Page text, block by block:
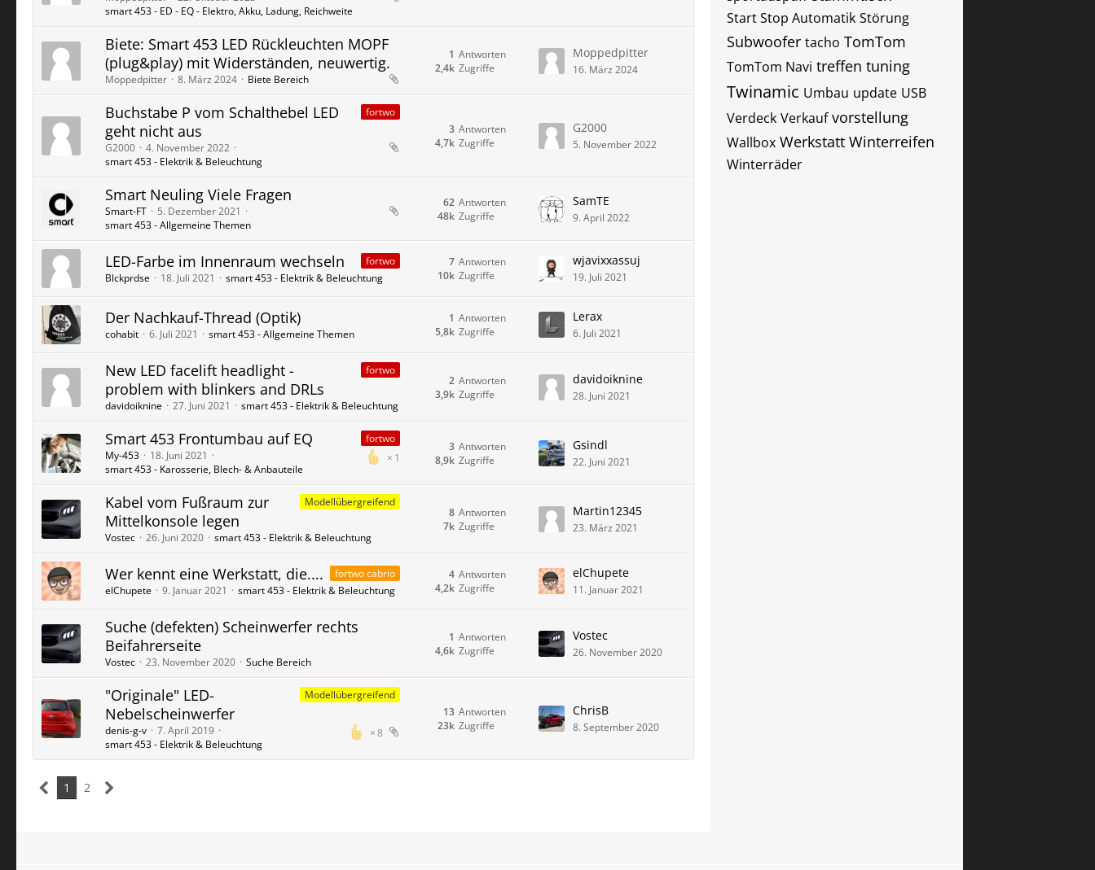
smart 453 - ED - EQ - Elektro, Akku, Ladung, Reichweite
Biete: Smart 453 LED Rückleuchten MOPF
(plug&play) mit Widerständen, neuwertig.
Moppedpitter 8. März 2024 Biete Bereich
Antworten
1
Zugriffe
2,4k
Moppedpitter
16. März 2024
fortwo
Buchstabe P vom Schalthebel LED
geht nicht aus
G2000
4. November 2022
smart 453 - Elektrik & Beleuchtung
Antworten
3
Zugriffe
4,7k
G2000
5. November 2022
Smart Neuling Viele Fragen
Smart-FT
5. Dezember 2021
smart 453 - Allgemeine Themen
Antworten
62
Zugriffe
48k
SamTE
9. April 2022
fortwo
LED-Farbe im Innenraum wechseln
Blckprdse 18. Juli 2021 smart 453 - Elektrik & Beleuchtung
Antworten
7
Zugriffe
10k
wjavixxassuj
19. Juli 2021
Der Nachkauf-Thread (Optik)
cohabit 6. Juli 2021 smart 453 - Allgemeine Themen
Antworten
1
Zugriffe
5,8k
Lerax
6. Juli 2021
fortwo
New LED facelift headlight -
problem with blinkers and DRLs
davidoiknine 27. Juni 2021 smart 453 - Elektrik & Beleuchtung
Antworten
2
Zugriffe
3,9k
davidoiknine
28. Juni 2021
fortwo
Smart 453 Frontumbau auf EQ
1
My-453
18. Juni 2021
smart 453 - Karosserie, Blech- & Anbauteile
Antworten
3
Zugriffe
8,9k
Gsindl
22. Juni 2021
Modellübergreifend
Kabel vom Fußraum zur
Mittelkonsole legen
Vostec 26. Juni 2020 smart 453 - Elektrik & Beleuchtung
Antworten
8
Zugriffe
7k
Martin12345
23. März 2021
fortwo cabrio
Wer kennt eine Werkstatt, die....
elChupete 9. Januar 2021 smart 453 - Elektrik & Beleuchtung
Antworten
4
Zugriffe
4,2k
elChupete
11. Januar 2021
Suche (defekten) Scheinwerfer rechts
Beifahrerseite
Vostec 23. November 2020 Suche Bereich
Antworten
1
Zugriffe
4,6k
Vostec
26. November 2020
Modellübergreifend
"Originale" LED-
Nebelscheinwerfer
8
denis-g-v
7. April 2019
smart 453 - Elektrik & Beleuchtung
Antworten
13
Zugriffe
23k
ChrisB
8. September 2020
1 2
Start Stop Automatik Störung
Subwoofer tacho TomTom
TomTom Navi treffen tuning
Twinamic Umbau update USB
Verdeck Verkauf vorstellung
Wallbox Werkstatt Winterreifen
Winterräder